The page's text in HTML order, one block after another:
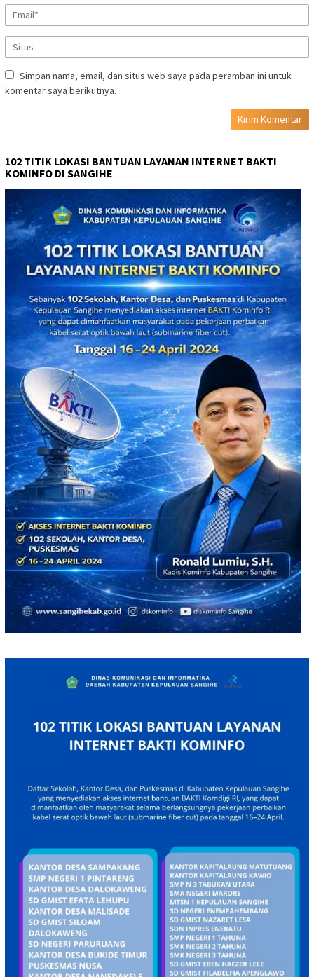
Simpan nama, email, dan situs web saya pada peramban ini untuk
komentar saya berikutnya.
102 TITIK LOKASI BANTUAN LAYANAN INTERNET BAKTI
KOMINFO DI SANGIHE